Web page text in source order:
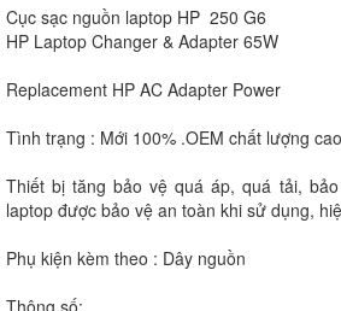
Cục sạc nguồn laptop HP 250 G6
HP Laptop Changer & Adapter 65W
Replacement HP AC Adapter Power
Tình trạng : Mới 100% .OEM chất lượng cao
Thiết bị tăng bảo vệ quá áp, quá tải,
laptop được bảo vệ an toàn khi sử dụng,
Phụ kiện kèm theo : Dây nguồn
Thông số: